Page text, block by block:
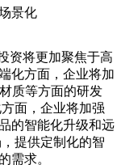
景化
将更加聚焦于高
化方面，企业将加
质等方面的研发
面，企业将加强
的智能化升级和远
提供定制化的智
需求。